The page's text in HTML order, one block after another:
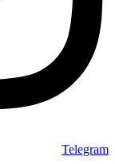
Telegram